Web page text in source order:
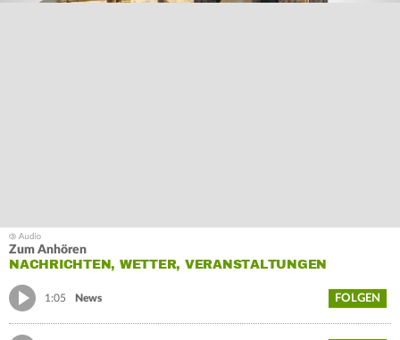
Zum Anhören
NACHRICHTEN, WETTER, VERANSTALTUNGEN
1:05 News FOLGEN